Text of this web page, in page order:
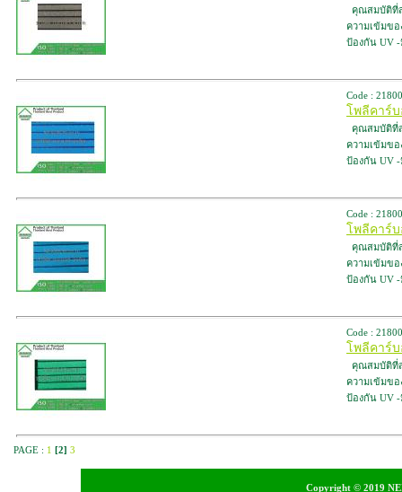
คุณสมบัติที่
ความเข้มขอ
ป้องกัน UV
Code :
โพลีคาร์บ
คุณสมบัติที่
ความเข้มขอ
ป้องกัน UV
Code :
โพลีคาร์บ
คุณสมบัติที่
ความเข้มขอ
ป้องกัน UV
Code :
โพลีคาร์บ
คุณสมบัติที่
ความเข้มขอ
ป้องกัน UV
PAGE : 1 [2] 3
Copyright © 2019